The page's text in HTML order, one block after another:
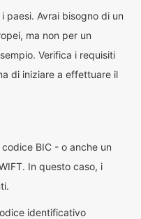
paesi. Avrai bisogno di un
ma non per un
Verifica i requisiti
di iniziare a effettuare il
BIC - o anche un
In questo caso, i
identificativo